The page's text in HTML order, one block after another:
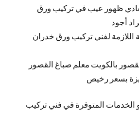
ظهور عيب في تركيب ورق
أجود
اللازمة لفني تركيب ورق خدران
بالكويت معلم صباغ القصور
بسعر رخيص
الخدمات المتوفرة في فني تركيب